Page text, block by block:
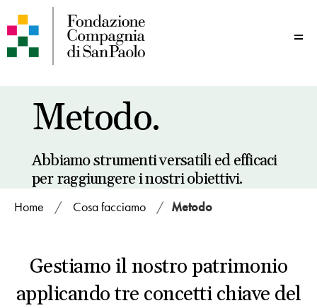
Metodo.
Abbiamo strumenti versatili ed efficaci
per raggiungere i nostri obiettivi.
Home / Cosa facciamo / Metodo
Gestiamo il nostro patrimonio
applicando tre concetti chiave del